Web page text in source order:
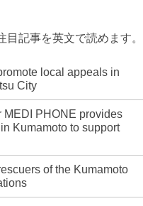
目記事を英文で読めます。
local appeals in
City
MEDI PHONE provides
Kumamoto to support
of the Kumamoto